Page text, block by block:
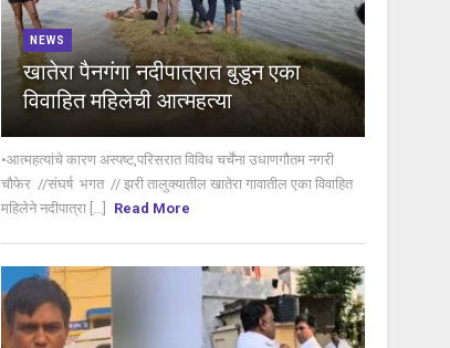
NEWS
खातेरा पैनगंगा नदीपात्रात बुडून एका
विवाहित महिलेची आत्महत्या
•आत्महत्यांचे कारण अस्पष्ट,परिसरात विविध चर्चेंना उधाणगौतम नगरी
चौफेर //संघर्ष भगत // झरी तालुक्यातील खातेरा गावातील एका विवाहित
महिलेने नदीपात्रा [...]
Read More